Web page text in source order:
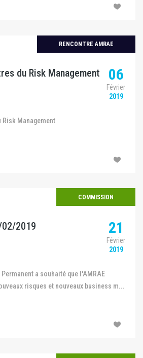
RENCONTRE AMRAE
du Risk Management
06
Février
2019
Risk Management
COMMISSION
2019 21
Février
2019
risques et nouveaux business m...